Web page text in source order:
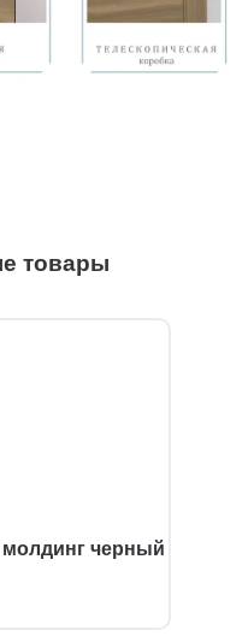
товары
черный